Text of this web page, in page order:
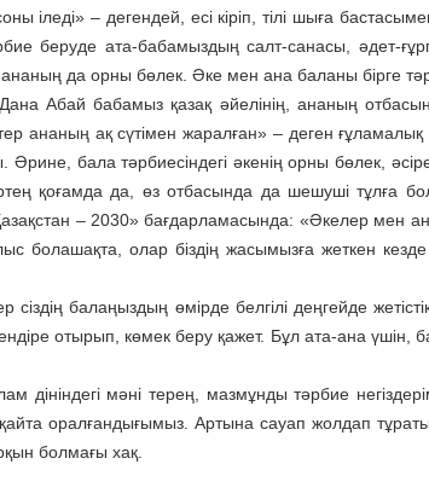
іледі» – дегендей, есі кіріп, тілі шыға
беруде ата-бабамыздың салт-санасы, әдет-
ананың да орны бөлек. Әке мен ана баланы бірге
Абай бабамыз қазақ әйелінің, ананың
ананың ақ сүтімен жаралған» – деген ғұламалық
Әрине, бала тәрбиесіндегі әкенің орны бөлек,
қоғамда да, өз отбасында да шешуші тұлға
– 2030» бағдарламасында: «Әкелер мен
болашақта, олар біздің жасымызға жеткен кезде
балаңыздың өмірде белгілі деңгейде
отырып, көмек беру қажет. Бұл ата-ана үшін,
дініндегі мәні терең, мазмұнды тәрбие
қайта оралғандығымыз. Артына сауап жолдап
болмағы хақ.